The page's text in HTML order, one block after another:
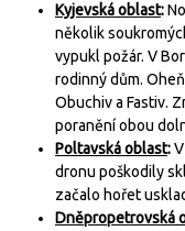
Kyjevská oblast:
několik
vypukl požár. V
rodinný dům.
Obuchiv a Fastiv.
poranění obou
Poltavská oblast:
dronu poškodily
začalo hořet
Dněpropetrovská